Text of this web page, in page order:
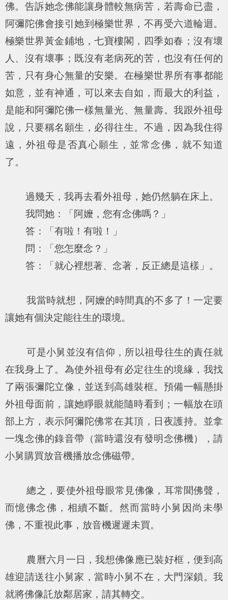
佛。告訴她念佛能讓身體較無病苦，若壽命已盡，
阿彌陀佛會接引她到極樂世界，不再受六道輪迴。
極樂世界黃金鋪地，七寶樓閣，四季如春；沒有壞
人、沒有壞事；既沒有老病死的苦，也沒有任何的
苦，只有身心無量的安樂。在極樂世界所有事都能
如意，並有神通，可以來去自如，而最大的利益，
是能和阿彌陀佛一樣無量光、無量壽。我跟外祖母
說，只要稱名願生，必得往生。不過，因為我住得
遠，外祖母是否真心願生，並常念佛，就不知道
了。
過幾天，我再去看外祖母，她仍然躺在床上。
我問她：「阿嬤，您有念佛嗎？」
答：「有啦！有啦！」
問：「您怎麼念？」
答：「就心裡想著、念著，反正總是這樣」。
我當時就想，阿嬤的時間真的不多了！一定要
讓她有個決定能往生的環境。
可是小舅並沒有信仰，所以祖母往生的責任就
在我身上了。為使外祖母有必定往生的境緣，我找
了兩張彌陀立像，並送到高雄裝框。預備一幅懸掛
外祖母面前，讓她睜眼就能隨時看到；一幅放在頭
部上方，表示阿彌陀佛常在其頂，日夜護持。並拿
一塊念佛的錄音帶（當時還沒有發明念佛機），請
小舅購買放音機播放念佛磁帶。
總之，要使外祖母眼常見佛像，耳常聞佛聲，
而憶佛念佛，相續不斷。然而當時小舅因尚未學
佛，不重視此事，放音機遲遲未買。
農曆六月一日，我想佛像應已裝好框，便到高
雄迎請送往小舅家，當時小舅不在，大門深鎖。我
就將佛像託放鄰居家，請其轉交。